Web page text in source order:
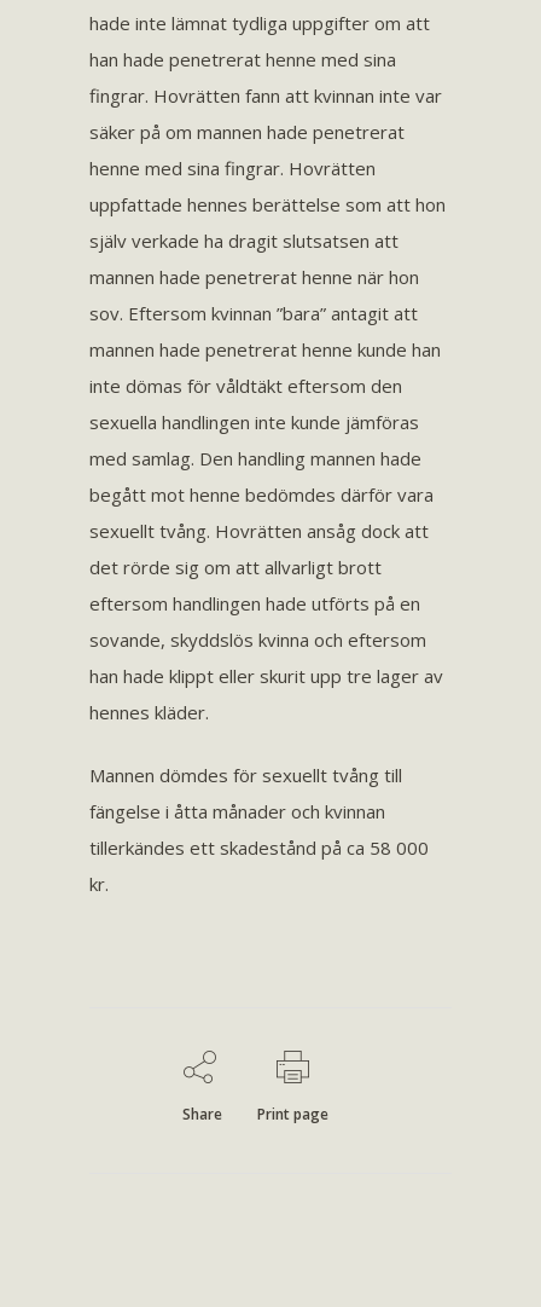
hade inte lämnat tydliga uppgifter om att
han hade penetrerat henne med sina
fingrar. Hovrätten fann att kvinnan inte var
säker på om mannen hade penetrerat
henne med sina fingrar. Hovrätten
uppfattade hennes berättelse som att hon
själv verkade ha dragit slutsatsen att
mannen hade penetrerat henne när hon
sov. Eftersom kvinnan ”bara” antagit att
mannen hade penetrerat henne kunde han
inte dömas för våldtäkt eftersom den
sexuella handlingen inte kunde jämföras
med samlag. Den handling mannen hade
begått mot henne bedömdes därför vara
sexuellt tvång. Hovrätten ansåg dock att
det rörde sig om att allvarligt brott
eftersom handlingen hade utförts på en
sovande, skyddslös kvinna och eftersom
han hade klippt eller skurit upp tre lager av
hennes kläder.
Mannen dömdes för sexuellt tvång till
fängelse i åtta månader och kvinnan
tillerkändes ett skadestånd på ca 58 000
kr.
Share Print page